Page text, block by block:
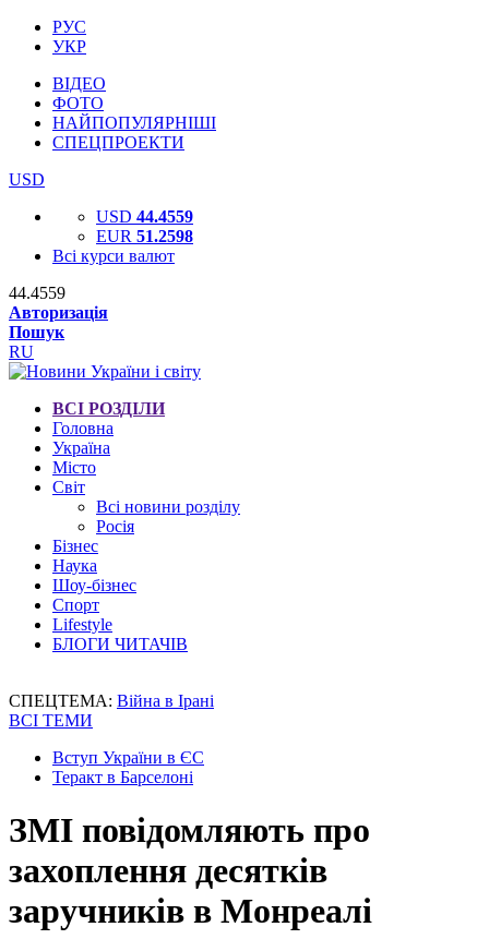
РУС
УКР
ВІДЕО
ФОТО
НАЙПОПУЛЯРНІШІ
СПЕЦПРОЕКТИ
USD
USD 44.4559
EUR 51.2598
Всі курси валют
44.4559
Авторизація
Пошук
RU
ВСІ РОЗДІЛИ
Головна
Україна
Місто
Світ
Всі новини розділу
Росія
Бізнес
Наука
Шоу-бізнес
Спорт
Lifestyle
БЛОГИ ЧИТАЧІВ
СПЕЦТЕМА: Війна в Ірані
ВСІ ТЕМИ
Вступ України в ЄС
Теракт в Барселоні
ЗМІ повідомляють про
захоплення десятків
заручників в Монреалі